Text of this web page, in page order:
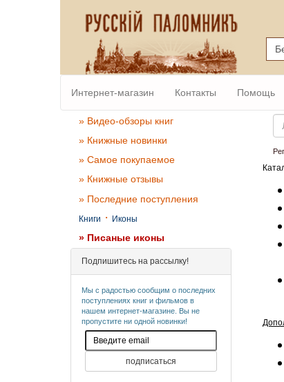
Интернет-магазин Контакты Помощь
» Видео-обзоры книг
» Книжные новинки
» Самое покупаемое
» Книжные отзывы
» Последние поступления
Книги · Иконы
» Писаные иконы
Подпишитесь на рассылку!
Мы с радостью сообщим о последних
поступлениях книг и фильмов в
нашем интернет-магазине. Вы не
пропустите ни одной новинки!